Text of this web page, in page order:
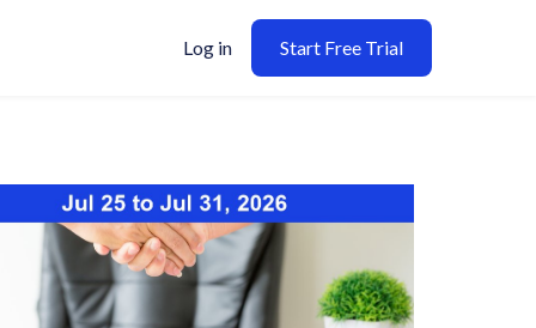
Log in Start Free Trial